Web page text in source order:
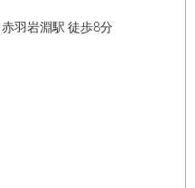
羽岩淵駅 徒歩8分